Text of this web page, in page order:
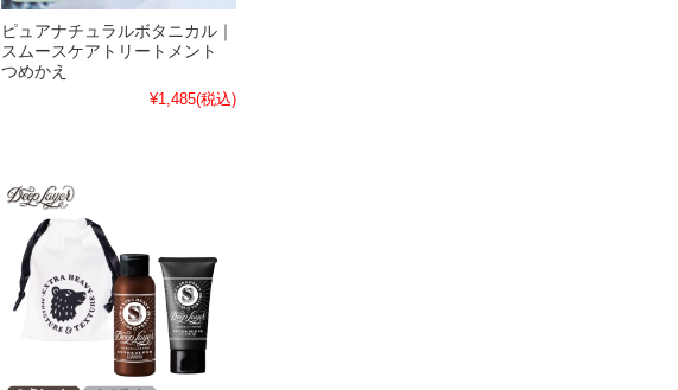
ピュアナチュラルボタニカル｜
スムースケアトリートメント
つめかえ
¥1,485(税込)